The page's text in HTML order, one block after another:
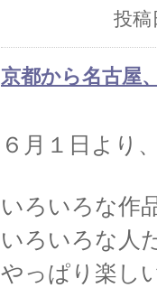
投稿
京都から名古屋
６月１日より
いろいろな作
いろいろな人
やっぱり楽し